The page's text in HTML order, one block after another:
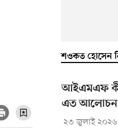
শওকত হোসেন
আইএমএফ
এত
২৩ জুলাই ২০২৬